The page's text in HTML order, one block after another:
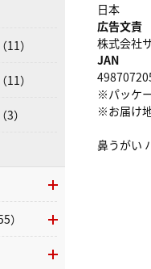
日本
広告文責
株式会社
JAN
※パッケ
※お届け
鼻うがい
）
）
）
）